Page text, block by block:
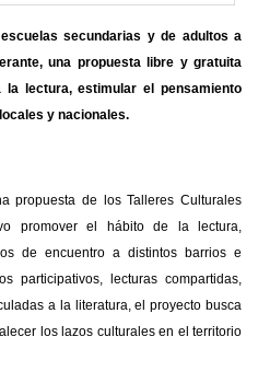
secundarias y de adultos a
una propuesta libre y gratuita
lectura, estimular el pensamiento
y nacionales.
propuesta de los Talleres Culturales
promover el hábito de la lectura,
de encuentro a distintos barrios e
participativos, lecturas compartidas,
a la literatura, el proyecto busca
los lazos culturales en el territorio